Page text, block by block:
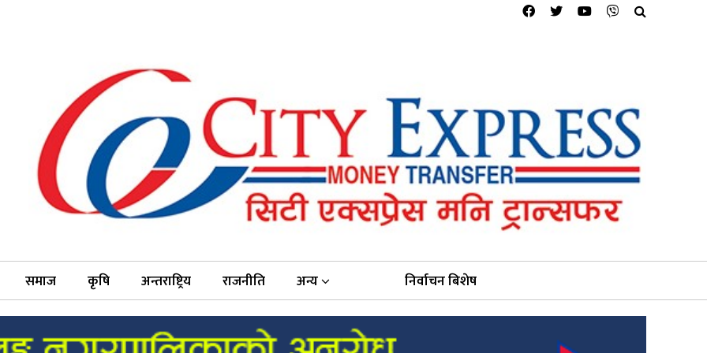
समाज कृषि अन्तराष्ट्रिय राजनीति अन्य निर्वाचन बिशेष